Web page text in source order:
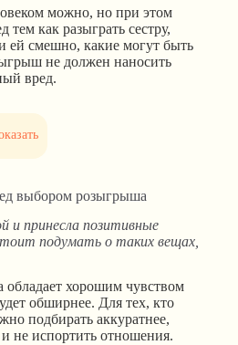
можно, но при этом
тем как разыграть сестру,
ей смешно, какие могут быть
не должен наносить
вред.
выбором розыгрыша
и принесла позитивные
подумать о таких вещах,
обладает хорошим чувством
обширнее. Для тех, кто
подбирать аккуратнее,
не испортить отношения.